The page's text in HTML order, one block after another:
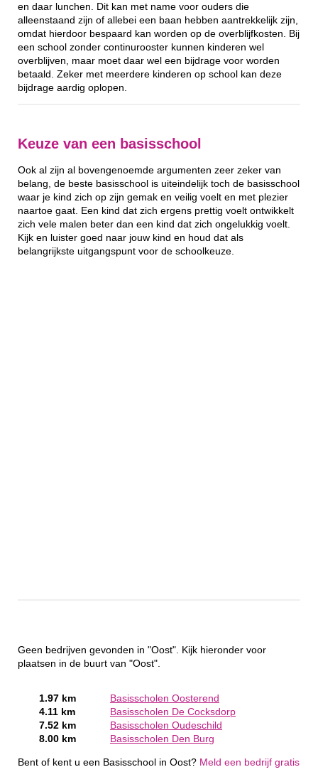
en daar lunchen. Dit kan met name voor ouders die
alleenstaand zijn of allebei een baan hebben aantrekkelijk zijn,
omdat hierdoor bespaard kan worden op de overblijfkosten. Bij
een school zonder continurooster kunnen kinderen wel
overblijven, maar moet daar wel een bijdrage voor worden
betaald. Zeker met meerdere kinderen op school kan deze
bijdrage aardig oplopen.
Keuze van een basisschool
Ook al zijn al bovengenoemde argumenten zeer zeker van
belang, de beste basisschool is uiteindelijk toch de basisschool
waar je kind zich op zijn gemak en veilig voelt en met plezier
naartoe gaat. Een kind dat zich ergens prettig voelt ontwikkelt
zich vele malen beter dan een kind dat zich ongelukkig voelt.
Kijk en luister goed naar jouw kind en houd dat als
belangrijkste uitgangspunt voor de schoolkeuze.
Geen bedrijven gevonden in "Oost". Kijk hieronder voor
plaatsen in de buurt van "Oost".
1.97 km
Basisscholen Oosterend
4.11 km
Basisscholen De Cocksdorp
7.52 km
Basisscholen Oudeschild
8.00 km
Basisscholen Den Burg
Bent of kent u een Basisschool in Oost? Meld een bedrijf gratis